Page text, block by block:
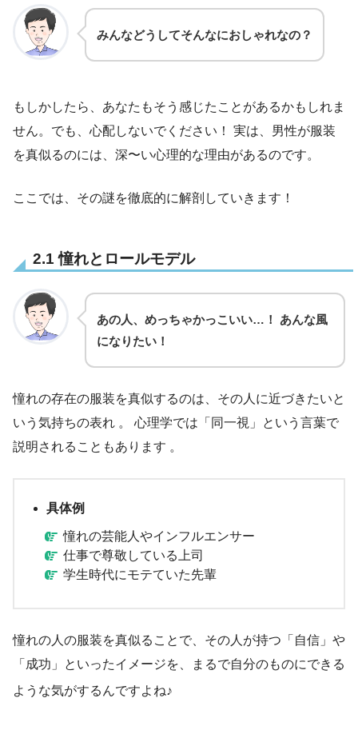
みんなどうしてそんなにおしゃれなの？
もしかしたら、あなたもそう感じたことがあるかもしれま
せん。でも、心配しないでください！ 実は、男性が服装
を真似るのには、深〜い心理的な理由があるのです。
ここでは、その謎を徹底的に解剖していきます！
2.1 憧れとロールモデル
あの人、めっちゃかっこいい…！ あんな風
になりたい！
憧れの存在の服装を真似するのは、その人に近づきたいと
いう気持ちの表れ 。 心理学では「同一視」という言葉で
説明されることもあります 。
具体例
憧れの芸能人やインフルエンサー
仕事で尊敬している上司
学生時代にモテていた先輩
憧れの人の服装を真似ることで、その人が持つ「自信」や
「成功」といったイメージを、まるで自分のものにできる
ような気がするんですよね♪